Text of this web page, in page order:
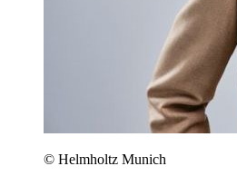
© Helmholtz Munich